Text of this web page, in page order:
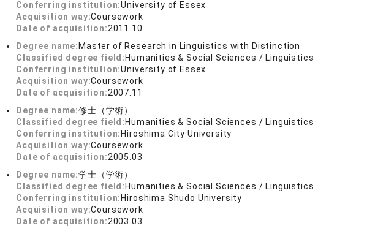
Conferring institution:University of Essex
Acquisition way:Coursework
Date of acquisition:2011.10
Degree name: Master of Research in Linguistics with Distinction
Classified degree field: Humanities & Social Sciences / Linguistics
Conferring institution:University of Essex
Acquisition way:Coursework
Date of acquisition:2007.11
Degree name:修士（学術）
Classified degree field: Humanities & Social Sciences / Linguistics
Conferring institution: Hiroshima City University
Acquisition way:Coursework
Date of acquisition:2005.03
Degree name:学士（学術）
Classified degree field: Humanities & Social Sciences / Linguistics
Conferring institution: Hiroshima Shudo University
Acquisition way:Coursework
Date of acquisition:2003.03